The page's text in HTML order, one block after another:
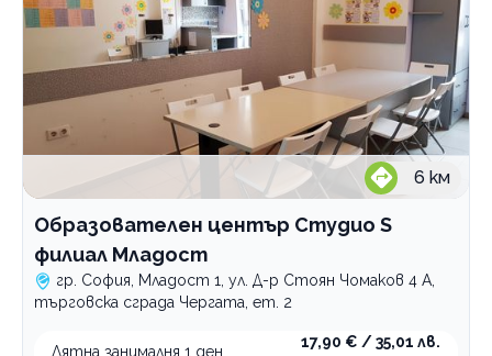
6 км
Образователен център Студио S
филиал Младост
гр. София, Младост 1, ул. Д-р Стоян Чомаков 4 А,
търговска сграда Чергата, ет. 2
Лятна занималня 1 ден
17,90 € / 35,01 лв.
Занимални
Образователни центрове
По домовете